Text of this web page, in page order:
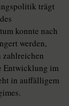
trägt
konnte nach
werden,
Entwicklung im
in auffälligem